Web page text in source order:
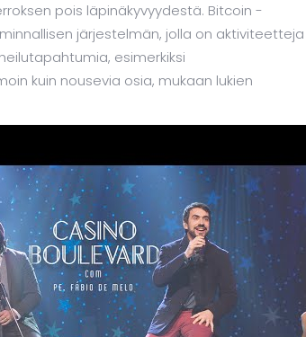
pois läpinäkyvyydestä. Bitcoin -
järjestelmän, jolla on aktiviteetteja
esimerkiksi
kuin nousevia osia, mukaan lukien